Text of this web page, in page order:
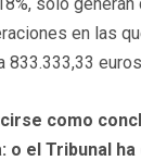
en las
833.333,33
como
el Tribunal ha